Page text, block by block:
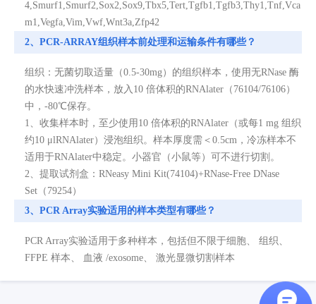
4,Smurf1,Smurf2,Sox2,Sox9,Tbx5,Tert,Tgfb1,Tgfb3,Thy1,Tnf,Vca
m1,Vegfa,Vim,Vwf,Wnt3a,Zfp42
2、PCR-ARRAY组织样本前处理和运输条件有哪些？
组织：无菌切取适量（0.5-30mg）的组织样本，使用无RNase 酶
的水快速冲洗样本，放入10 倍体积的RNAlater（76104/76106）
中，-80℃保存。
1、收集样本时，至少使用10 倍体积的RNAlater（或每1 mg 组织
约10 μlRNAlater）浸泡组织。样本厚度需＜0.5cm，冷冻样本不
适用于RNAlater中稳定。小器官（小鼠等）可不进行切割。
2、提取试剂盒：RNeasy Mini Kit(74104)+RNase-Free DNase
Set（79254）
3、PCR Array实验适用的样本类型有哪些？
PCR Array实验适用于多种样本，包括但不限于细胞、 组织、
FFPE 样本、 血液 /exosome、 激光显微切割样本